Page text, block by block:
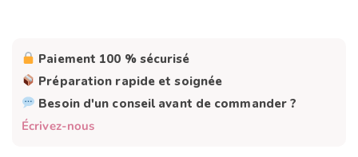
Paiement 100 % sécurisé
Préparation rapide et soignée
Besoin d'un conseil avant de commander ?
Écrivez-nous